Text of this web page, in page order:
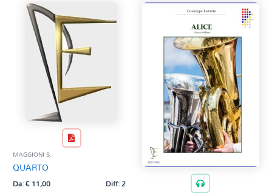
MAGGIONI S.
QUARTO
Da:€11,00 Diff: 2